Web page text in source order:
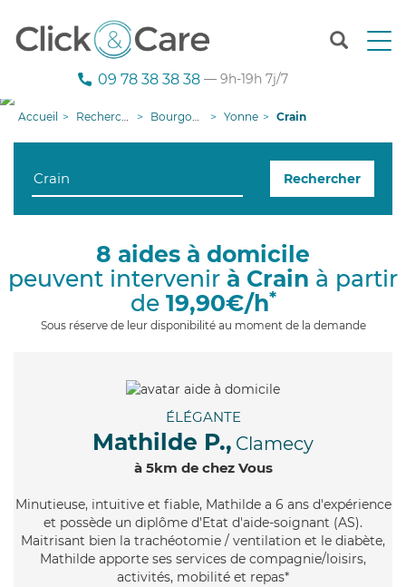
T
n
g
i
09 78 38 38 38 — 9h-19h 7j/7
Accueil Recherche aide à domicile Bourgogne-Franche-Comté Yonne Crain
Rechercher
8 aides à domicile
peuvent intervenir à Crain à partir
de 19,90€/h*
Sous réserve de leur disponibilité au moment de la demande
ÉLÉGANTE
Mathilde P., Clamecy
à 5km de chez Vous
Minutieuse, intuitive et fiable, Mathilde a 6 ans d'expérience
et possède un diplôme d'Etat d'aide-soignant (AS).
Maitrisant bien la trachéotomie / ventilation et le diabète,
Mathilde apporte ses services de compagnie/loisirs,
activités, mobilité et repas*